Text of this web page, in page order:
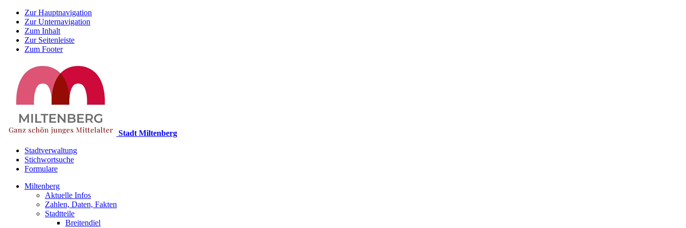
Zur Hauptnavigation
Zur Unternavigation
Zum Inhalt
Zur Seitenleiste
Zum Footer
Stadt Miltenberg
Stadtverwaltung
Stichwortsuche
Formulare
Miltenberg
Aktuelle Infos
Zahlen, Daten, Fakten
Stadtteile
Breitendiel